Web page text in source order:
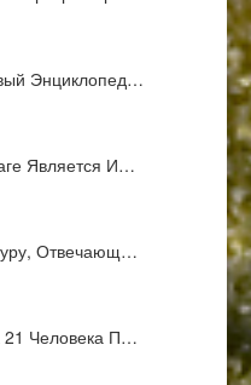
Энциклопед…
Является И…
Отвечающ…
21 Человека П…